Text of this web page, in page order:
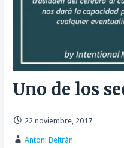
Uno de los
22 noviembre, 2017
Antoni Beltrán